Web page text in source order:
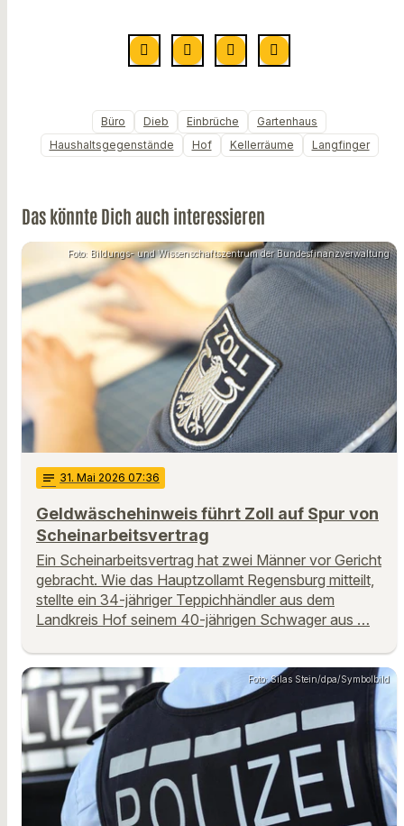
Büro Dieb Einbrüche
Gartenhaus
Haushaltsgegenstände
Hof Kellerräume Langfinger
Das könnte Dich auch interessieren
Foto: Bildungs- und Wissenschaftszentrum der Bundesfinanzverwaltung
notes 31. Mai 2026 07:36
Geldwäschehinweis führt Zoll auf Spur von
Scheinarbeitsvertrag
Ein Scheinarbeitsvertrag hat zwei Männer vor Gericht
gebracht. Wie das Hauptzollamt Regensburg mitteilt,
stellte ein 34-jähriger Teppichhändler aus dem
Landkreis Hof seinem 40-jährigen Schwager aus …
Foto: Silas Stein/dpa/Symbolbild